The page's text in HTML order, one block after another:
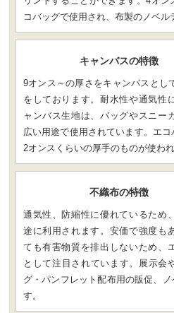
コバッグで使用され、布製のノベル
キャンバスの特徴
9オンス～の厚さをキャンバスとし
をしております。耐水性や通気性
ャンバス生地は、バッグやスニー
広い用途で使用されています。エ
2オンスくらいの厚手のものが使われ
不織布の特徴
通気性、防縮性に優れているため
途に利用されます。安価で強度も
ても有害物質を排出しないため、
として注目されています。展示会
グ・パンフレット配布用の販促、
す。